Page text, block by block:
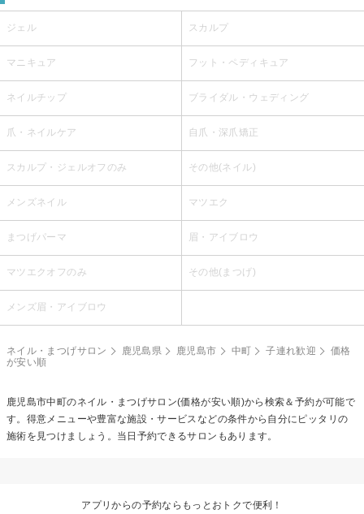
ジェル スカルプ
マニキュア フット・ペディキュア
ネイルチップ ブライダル・ウェディング
爪・ネイルケア 自爪・深爪矯正
スカルプ・ジェルオフのみ その他(ネイル)
メンズネイル マツエク
まつげパーマ 眉・アイブロウ
マツエクオフのみ その他(まつげ)
メンズ眉・アイブロウ
ネイル・まつげサロン 鹿児島県 鹿児島市 中町 子連れ歓迎
価格
が安い順
鹿児島市中町のネイル・まつげサロン(価格が安い順)から検索＆予約が可能で
す。得意メニューや豊富な施設・サービスなどの条件から自分にピッタリの
施術を見つけましょう。当日予約できるサロンもあります。
アプリからの予約ならもっとおトクで便利！